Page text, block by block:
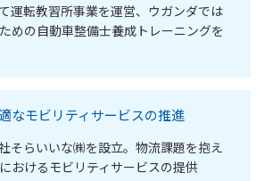
運転教習所事業を運営、ウガンダでは
めの自動車整備士養成トレーニングを
なモビリティサービスの推進
そらいいな㈱を設立。物流課題を抱え
おけるモビリティサービスの提供